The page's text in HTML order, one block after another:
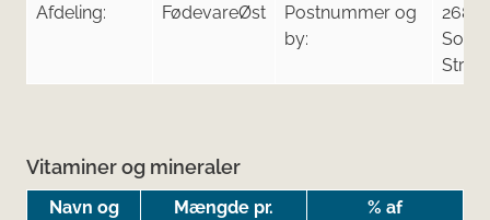
Afdeling:
FødevareØst
Postnummer og
by:
2680
Vitaminer og mineraler
Navn og
Mængde pr.
% af